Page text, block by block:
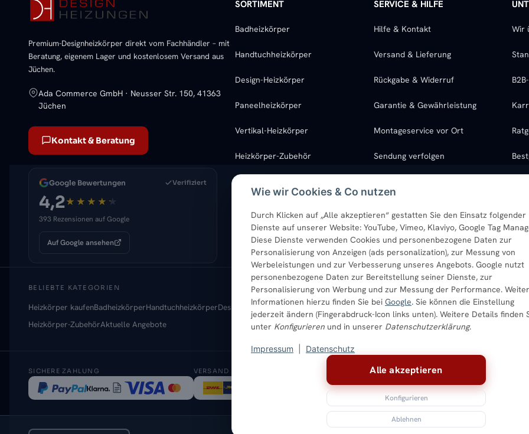
Alle akzeptieren
Konfigurieren
Ablehnen
Wie wir Cookies & Co nutzen
Durch Klicken auf „Alle akzeptieren“ gestatten Sie den Einsatz folgender
Dienste auf unserer Website: YouTube, Vimeo, Klaviyo, Google Tag
Diese Dienste verwenden Cookies und personenbezogene Daten zur
Personalisierung von Anzeigen (ads personalization), zur Messung von
Werbeleistungen und zur Verbesserung unseres Angebots. Google nutzt
personenbezogene Daten zur Bereitstellung seiner Dienste, zur
Personalisierung von Werbung und zur Messung der Performance.
Informationen hierzu finden Sie bei Google. Sie können die Einstellung
jederzeit ändern (Fingerabdruck-Icon links unten). Weitere Details finden
unter Konfigurieren und in unserer Datenschutzerklärung.
Impressum Datenschutz
Premium-Designheizkörper direkt vom Fachhändler – mit
Beratung, eigenem Lager und kostenlosem Versand aus
Jüchen.
Ada Commerce GmbH · Neusser Str. 150, 41363
Jüchen
Kontakt & Beratung
Google Bewertungen Verifiziert
4,2
393 Rezensionen auf Google
Auf Google ansehen
SORTIMENT
Badheizkörper
Handtuchheizkörper
Design-Heizkörper
Paneelheizkörper
Vertikal-Heizkörper
Heizkörper-Zubehör
SERVICE & HILFE
Hilfe & Kontakt
Versand & Lieferung
Rückgabe & Widerruf
Garantie & Gewährleistung
Montageservice vor Ort
Sendung verfolgen
Wir
BELIEBTE KATEGORIEN
Heizkörper kaufenBadheizkörperHandtuchheizkörperDesign-HeizkörperPaneelheizkörperVertikal-Heizkörper Wandheizkörper Wohnraum-
Heizkörper-ZubehörAktuelle Angebote
SICHERE ZAHLUNG VERSAND MIT